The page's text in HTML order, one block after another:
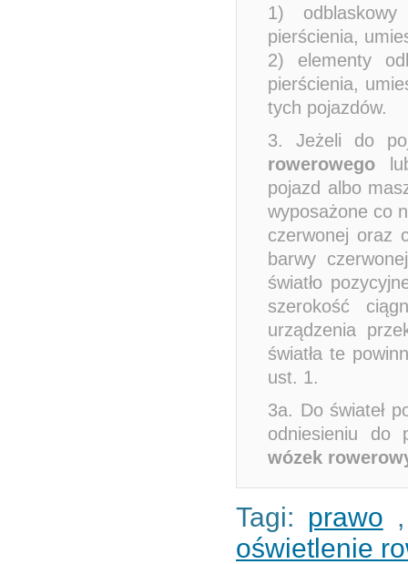
1)
pierścienia,
2) elementy
pierścienia,
tych pojazdów.
3. Jeżeli do
rowerowego
pojazd albo
wyposażone co
czerwonej oraz
barwy
światło
szerokość
urządzenia
światła te
ust. 1.
3a. Do świateł
odniesieniu do
wózek
Tagi: prawo
oświetlenie